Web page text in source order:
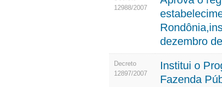
12988/2007
dezembro
Decreto
12897/2007
Institui o
Fazenda